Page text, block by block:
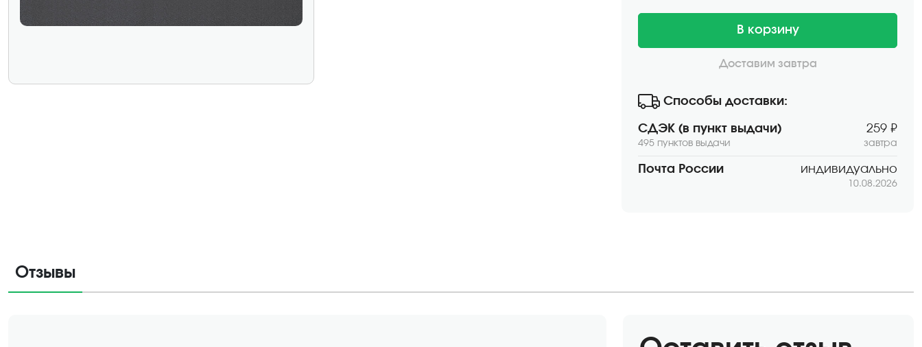
В корзину
Доставим завтра
Способы доставки:
СДЭК (в пункт выдачи)
495 пунктов выдачи
259 ₽
завтра
Почта России индивидуально
10.08.2026
Отзывы